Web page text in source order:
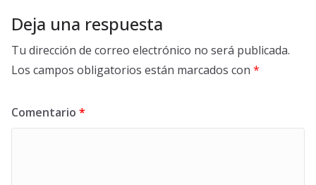
Deja una respuesta
Tu dirección de correo electrónico no será publicada.
Los campos obligatorios están marcados con *
Comentario *